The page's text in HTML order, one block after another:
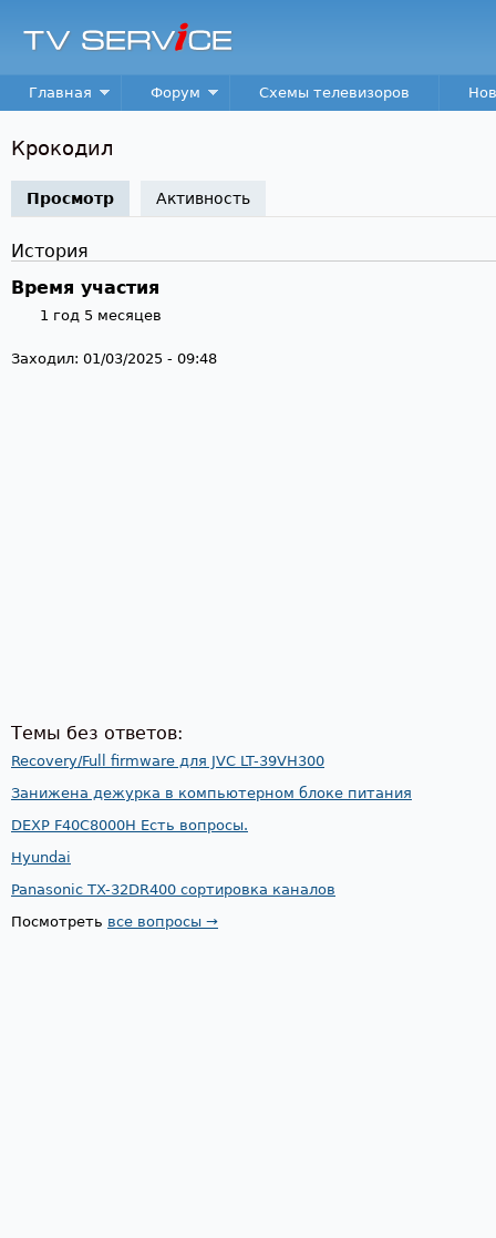
TV
Service
Main menu
Главная Форум Схемы телевизоров
Крокодил
Просмотр (активная вкладка)
Активность
История
Время участия
1 год 5 месяцев
Заходил: 01/03/2025 - 09:48
Темы без ответов:
Recovery/Full firmware для JVC LT-39VH300
Занижена дежурка в компьютерном блоке питания
DEXP F40C8000H Есть вопросы.
Hyundai
Panasonic TX-32DR400 сортировка каналов
Посмотреть все вопросы →